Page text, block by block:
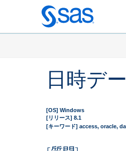
Skip
to
日時デ
[OS] Windows
[リリース] 8.1
[キーワード] access, oracle,